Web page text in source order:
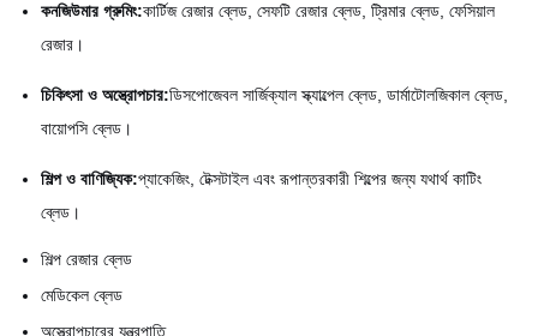
কনজিউমার গ্রুমিং:কার্টিজ রেজার ব্লেড, সেফটি রেজার ব্লেড, ট্রিমার ব্লেড, ফেসিয়াল
রেজার।
চিকিৎসা ও অস্ত্রোপচার:ডিসপোজেবল সার্জিক্যাল স্ক্যাল্পেল ব্লেড, ডার্মাটোলজিকাল ব্লেড,
বায়োপসি ব্লেড।
শিল্প ও বাণিজ্যিক:প্যাকেজিং, টেক্সটাইল এবং রূপান্তরকারী শিল্পের জন্য যথার্থ কাটিং
ব্লেড।
শিল্প রেজার ব্লেড
মেডিকেল ব্লেড
অস্ত্রোপচারের যন্ত্রপাতি